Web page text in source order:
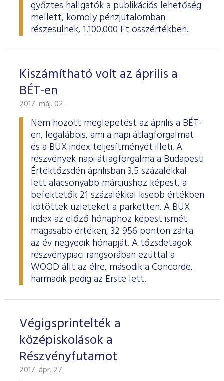
győztes hallgatók a publikációs lehetőség
mellett, komoly pénzjutalomban
részesülnek, 1.100.000 Ft összértékben.
Kiszámítható volt az április a
BÉT-en
2017. máj. 02.
Nem hozott meglepetést az április a BÉT-
en, legalábbis, ami a napi átlagforgalmat
és a BUX index teljesítményét illeti. A
részvények napi átlagforgalma a Budapesti
Értéktőzsdén áprilisban 3,5 százalékkal
lett alacsonyabb márciushoz képest, a
befektetők 21 százalékkal kisebb értékben
kötöttek üzleteket a parketten. A BUX
index az előző hónaphoz képest ismét
magasabb értéken, 32 956 ponton zárta
az év negyedik hónapját. A tőzsdetagok
részvénypiaci rangsorában ezúttal a
WOOD állt az élre, második a Concorde,
harmadik pedig az Erste lett.
Végigsprintelték a
középiskolások a
Részvényfutamot
2017. ápr. 27.